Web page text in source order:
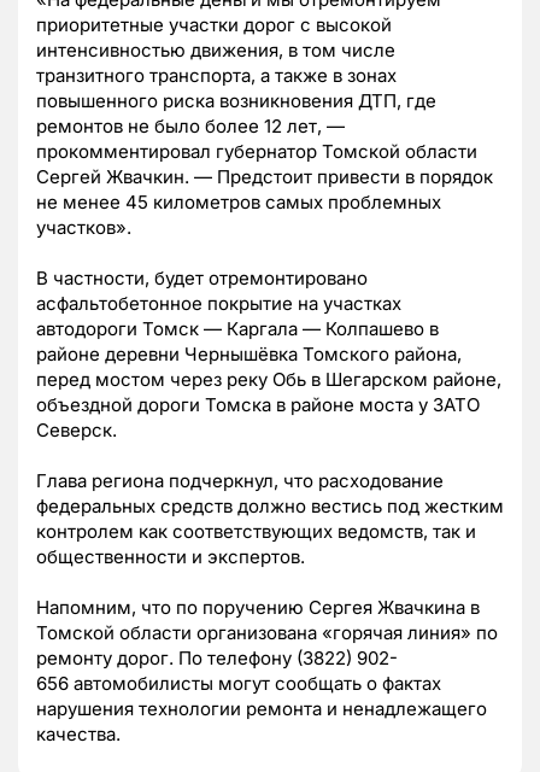
приоритетные участки дорог с высокой
интенсивностью движения, в том числе
транзитного транспорта, а также в зонах
повышенного риска возникновения ДТП, где
ремонтов не было более 12 лет, —
прокомментировал губернатор Томской области
Сергей Жвачкин. — Предстоит привести в порядок
не менее 45 километров самых проблемных
участков».
В частности, будет отремонтировано
асфальтобетонное покрытие на участках
автодороги Томск — Каргала — Колпашево в
районе деревни Чернышёвка Томского района,
перед мостом через реку Обь в Шегарском районе,
объездной дороги Томска в районе моста у ЗАТО
Северск.
Глава региона подчеркнул, что расходование
федеральных средств должно вестись под жестким
контролем как соответствующих ведомств, так и
общественности и экспертов.
Напомним, что по поручению Сергея Жвачкина в
Томской области организована «горячая линия» по
ремонту дорог. По телефону (3822) 902-
656 автомобилисты могут сообщать о фактах
нарушения технологии ремонта и ненадлежащего
качества.